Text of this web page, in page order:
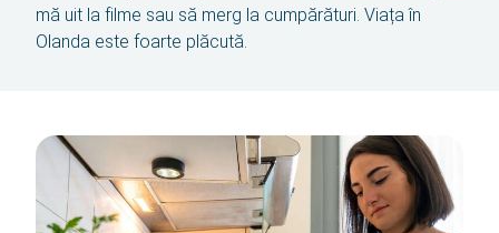
mă uit la filme sau să merg la cumpărături. Viața în
Olanda este foarte plăcută.